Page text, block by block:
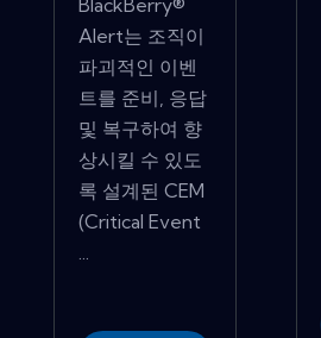
BlackBerry®
Alert는 조직이
파괴적인 이벤
트를 준비, 응답
및 복구하여 향
상시킬 수 있도
록 설계된 CEM
(Critical Event
...